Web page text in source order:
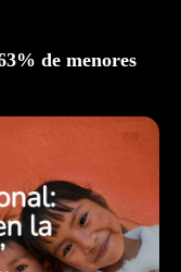
de menores